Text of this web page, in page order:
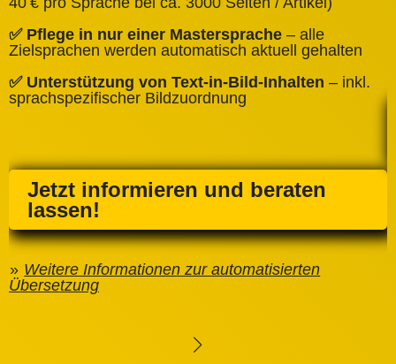
✅ Pflege in nur einer Mastersprache – alle
Zielsprachen werden automatisch aktuell gehalten
✅ Unterstützung von Text‑in‑Bild‑Inhalten – inkl.
sprachspezifischer Bildzuordnung
Jetzt informieren und beraten
lassen!
Weitere Informationen zur automatisierten
Übersetzung